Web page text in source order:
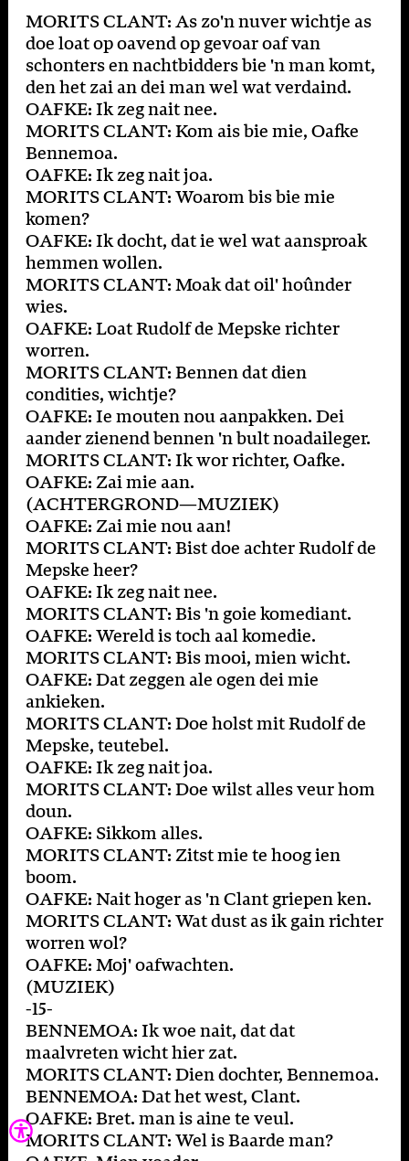
MORITS CLANT: As zo'n nuver wichtje as
doe loat op oavend op gevoar oaf van
schonters en nachtbidders bie 'n man komt,
den het zai an dei man wel wat verdaind.
OAFKE: Ik zeg nait nee.
MORITS CLANT: Kom ais bie mie, Oafke
Bennemoa.
OAFKE: Ik zeg nait joa.
MORITS CLANT: Woarom bis bie mie
komen?
OAFKE: Ik docht, dat ie wel wat aansproak
hemmen wollen.
MORITS CLANT: Moak dat oil' hoûnder
wies.
OAFKE: Loat Rudolf de Mepske richter
worren.
MORITS CLANT: Bennen dat dien
condities, wichtje?
OAFKE: Ie mouten nou aanpakken. Dei
aander zienend bennen 'n bult noadaileger.
MORITS CLANT: Ik wor richter, Oafke.
OAFKE: Zai mie aan.
(ACHTERGROND—MUZIEK)
OAFKE: Zai mie nou aan!
MORITS CLANT: Bist doe achter Rudolf de
Mepske heer?
OAFKE: Ik zeg nait nee.
MORITS CLANT: Bis 'n goie komediant.
OAFKE: Wereld is toch aal komedie.
MORITS CLANT: Bis mooi, mien wicht.
OAFKE: Dat zeggen ale ogen dei mie
ankieken.
MORITS CLANT: Doe holst mit Rudolf de
Mepske, teutebel.
OAFKE: Ik zeg nait joa.
MORITS CLANT: Doe wilst alles veur hom
doun.
OAFKE: Sikkom alles.
MORITS CLANT: Zitst mie te hoog ien
boom.
OAFKE: Nait hoger as 'n Clant griepen ken.
MORITS CLANT: Wat dust as ik gain richter
worren wol?
OAFKE: Moj' oafwachten.
(MUZIEK)
-15-
BENNEMOA: Ik woe nait, dat dat
maalvreten wicht hier zat.
MORITS CLANT: Dien dochter, Bennemoa.
BENNEMOA: Dat het west, Clant.
OAFKE: Bret. man is aine te veul.
MORITS CLANT: Wel is Baarde man?